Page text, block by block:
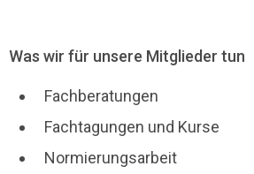
Was wir für unsere Mitglieder tun
Fachberatungen
Fachtagungen und Kurse
Normierungsarbeit